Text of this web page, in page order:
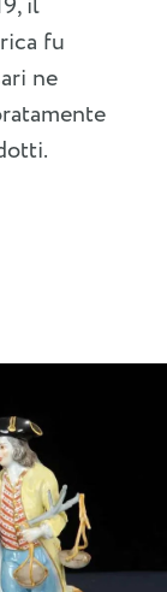
fu
ne